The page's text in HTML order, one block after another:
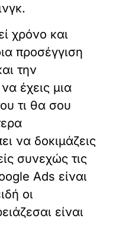
χρόνο και
προσέγγιση
την
έχεις μια
τι θα σου
να δοκιμάζεις
συνεχώς τις
Ads είναι
οι
είναι